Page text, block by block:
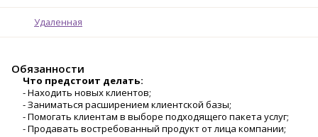
Удаленная
Обязанности
Что предстоит делать:
- Находить новых клиентов;
- Заниматься расширением клиентской базы;
- Помогать клиентам в выборе подходящего пакета услуг;
- Продавать востребованный продукт от лица компании;